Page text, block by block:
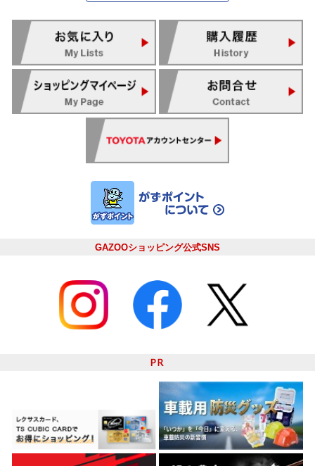
GAZOOショッピング公式SNS